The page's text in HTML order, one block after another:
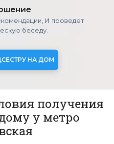
И проведет
беседу.
НА ДОМ
получения
у метро